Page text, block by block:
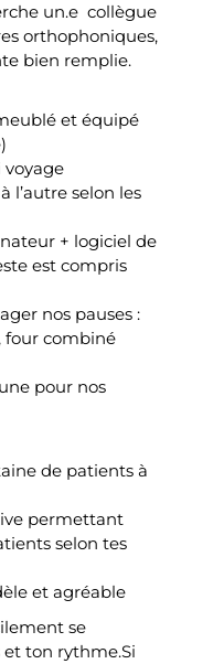
un.e collègue
orthophoniques,
bien remplie.
et équipé
l’autre selon les
+ logiciel de
est compris
nos pauses :
four combiné
pour nos
de patients à
permettant
selon tes
et agréable
se
et ton rythme.Si